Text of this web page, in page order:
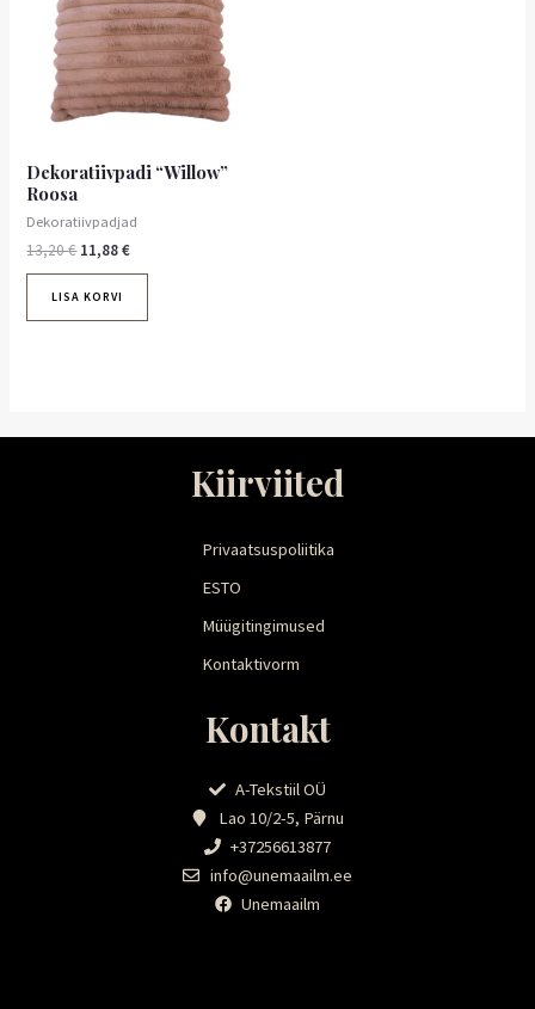
Dekoratiivpadi “Willow”
Roosa
Dekoratiivpadjad
13,20€ 11,88€
LISA KORVI
Kiirviited
Privaatsuspoliitika
ESTO
Müügitingimused
Kontaktivorm
Kontakt
A-Tekstiil OÜ
Lao 10/2-5, Pärnu
+37256613877
info@unemaailm.ee
Unemaailm